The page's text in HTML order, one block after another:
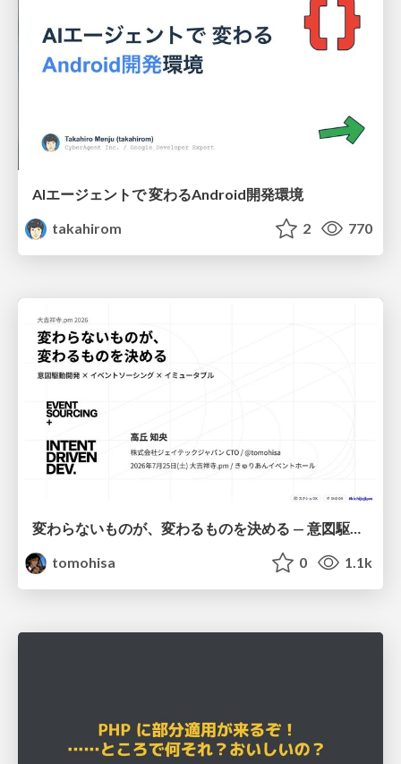
AIエージェントで 変わるAndroid開発環境
takahirom
2 770
変わらないものが、変わるものを決める — 意図駆動開発 × イベントソーシング × イミュータブル | What Doesn't Change Decides What Can — IDD × Event Sourcing × Immutability
tomohisa
0 1.1k